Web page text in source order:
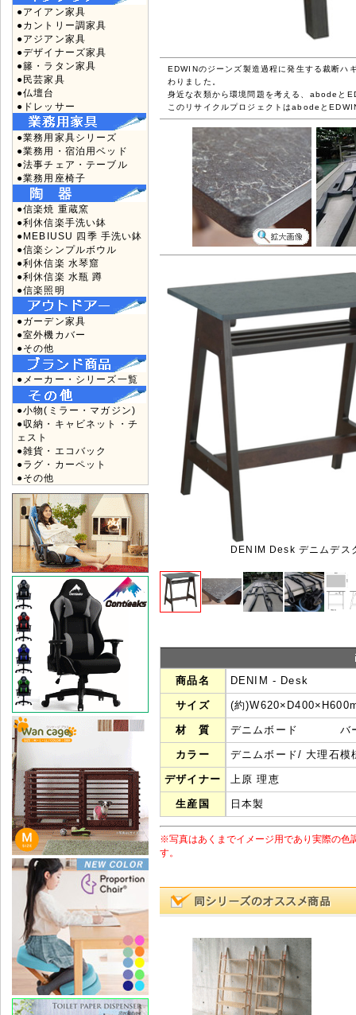
●アイアン家具
●カントリー調家具
●アジアン家具
●デザイナーズ家具
●籐・ラタン家具
●民芸家具
●仏壇台
●ドレッサー
●業務用家具シリーズ
●業務用・宿泊用ベッド
●法事チェア・テーブル
●業務用座椅子
●信楽焼 重蔵窯
●利休信楽手洗い鉢
●MEBIUSU 四季 手洗い鉢
●信楽シンプルボウル
●利休信楽 水琴窟
●利休信楽 水瓶 蹲
●信楽照明
●ガーデン家具
●室外機カバー
●その他
●メーカー・シリーズ一覧
●小物(ミラー・マガジン)
●収納・キャビネット・チ
ェスト
●雑貨・エコバック
●ラグ・カーペット
●その他
EDWINのジーンズ製造過程に発生する裁断ハ
わりました。
身近な衣類から環境問題を考える、abodeと
このリサイクルプロジェクトはabodeと
DENIM Desk デニムデス
商品名 DENIM - Desk
サイズ (約
材 質 デニムボード バー
カラー デニムボード/ 大理石
デザイナー 上原 理恵
生産国 日本製
※写真はあくまでイメージ用であり実際の色
す。